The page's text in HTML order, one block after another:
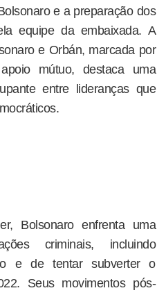
e a preparação dos
equipe da embaixada. A
e Orbán, marcada por
mútuo, destaca uma
entre lideranças que
Bolsonaro enfrenta uma
criminais, incluindo
e de tentar subverter o
Seus movimentos pós-